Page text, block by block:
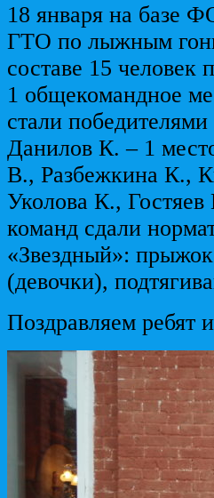
18 января на базе
ГТО по лыжным
составе 15 человек
1 общекомандное
стали
Данилов К. – 1
В., Разбежкина К.,
Уколова К.,
команд сдали
«Звездный»:
(девочки),
Поздравляем ребят